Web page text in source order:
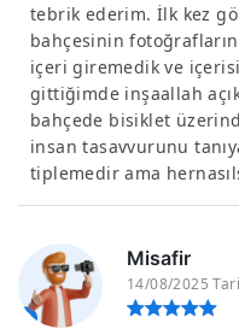
tebrik ederim. İlk kez
bahçesinin
içeri giremedik ve
gittiğimde inşaallah
bahçede bisiklet
insan tasavvurunu
tiplemedir ama
Misafir
14/08/2025